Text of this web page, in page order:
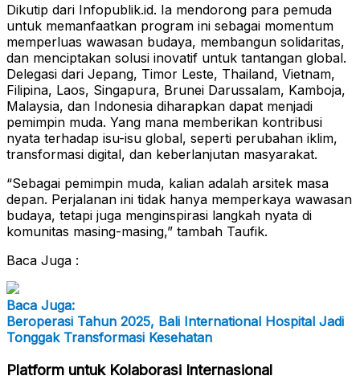
Dikutip dari Infopublik.id. Ia mendorong para pemuda
untuk memanfaatkan program ini sebagai momentum
memperluas wawasan budaya, membangun solidaritas,
dan menciptakan solusi inovatif untuk tantangan global.
Delegasi dari Jepang, Timor Leste, Thailand, Vietnam,
Filipina, Laos, Singapura, Brunei Darussalam, Kamboja,
Malaysia, dan Indonesia diharapkan dapat menjadi
pemimpin muda. Yang mana memberikan kontribusi
nyata terhadap isu-isu global, seperti perubahan iklim,
transformasi digital, dan keberlanjutan masyarakat.
“Sebagai pemimpin muda, kalian adalah arsitek masa
depan. Perjalanan ini tidak hanya memperkaya wawasan
budaya, tetapi juga menginspirasi langkah nyata di
komunitas masing-masing,” tambah Taufik.
Baca Juga :
Baca Juga:
Beroperasi Tahun 2025, Bali International Hospital Jadi
Tonggak Transformasi Kesehatan
Platform untuk Kolaborasi Internasional